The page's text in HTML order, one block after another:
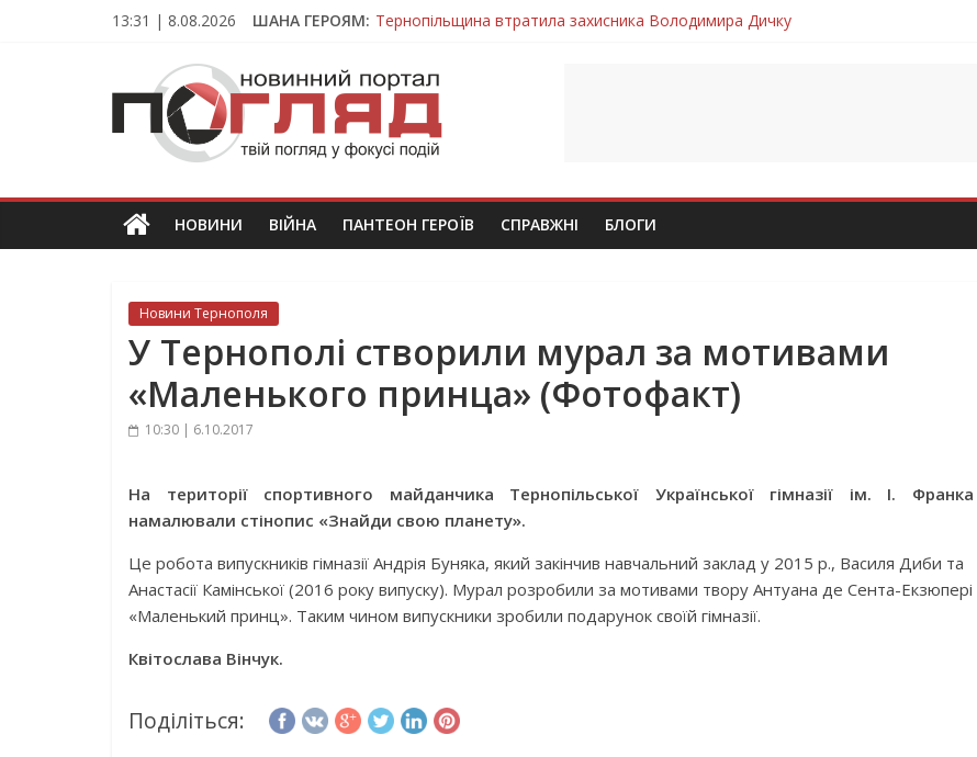
13:31 | 8.08.2026 ШАНА ГЕРОЯМ: Тернопільщина втратила захисника Володимира Дичку
На війні загинув молодий захисник Дмитро Березко з Тернопільщини
Тернопільщина втратила захисника Володимира Вельму
Тернопільщина втратила молодого захисника Андрія Іскоростенського
ПОГЛЯД
Новини
Тернополя.
новини
та
НОВИНИ ВІЙНА ПАНТЕОН ГЕРОЇВ СПРАВЖНІ БЛОГИ
Новини Тернополя
У Тернополі створили мурал за мотивами
«Маленького принца» (Фотофакт)
10:30 | 6.10.2017
На території спортивного майданчика Тернопільської Української гімназії ім. І. Франка
намалювали стінопис «Знайди свою планету».
Це робота випускників гімназії Андрія Буняка, який закінчив навчальний заклад у 2015 р., Василя Диби та
Анастасії Камінської (2016 року випуску). Мурал розробили за мотивами твору Антуана де Сента-Екзюпері
«Маленький принц». Таким чином випускники зробили подарунок своїй гімназії.
Квітослава Вінчук.
Поділіться: